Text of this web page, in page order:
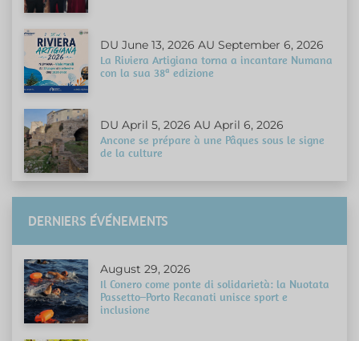
DU June 13, 2026 AU September 6, 2026
La Riviera Artigiana torna a incantare Numana
con la sua 38ª edizione
DU April 5, 2026 AU April 6, 2026
Ancone se prépare à une Pâques sous le signe
de la culture
DERNIERS ÉVÉNEMENTS
August 29, 2026
Il Conero come ponte di solidarietà: la Nuotata
Passetto–Porto Recanati unisce sport e
inclusione